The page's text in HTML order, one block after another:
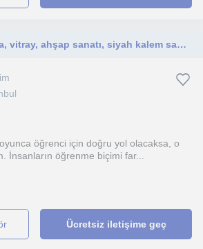
Suluboya, yağlı boya, vitray, ahşap sanatı, siyah kalem sanatı, seramik tasarımı gibi birçok tekniği biliyorum.
öğrenci için doğru yol olacaksa, o
İnsanların öğrenme biçimi far...
Ücretsiz iletişime geç